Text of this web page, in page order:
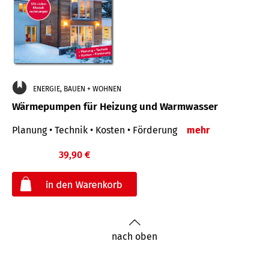
ENERGIE, BAUEN + WOHNEN
Wärmepumpen für Heizung und Warmwasser
Planung • Technik • Kosten • Förderung mehr
39,90 €
nach oben